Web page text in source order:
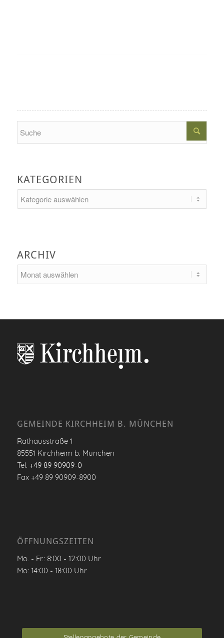
KATEGORIEN
ARCHIV
GEMEINDE KIRCHHEIM B. MÜNCHEN
Rathausstraße 1
85551 Kirchheim b. München
Tel. +49 89 90909-0
Fax +49 89 90909-8900
ÖFFNUNGSZEITEN
Mo. - Fr.: 8:00 - 12:00 Uhr
Mo: 14:00 - 18:00 Uhr